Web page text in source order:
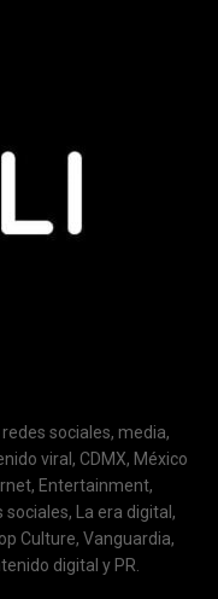
sociales, media,
viral, CDMX, México
Entertainment,
La era digital,
Culture, Vanguardia,
digital y PR.